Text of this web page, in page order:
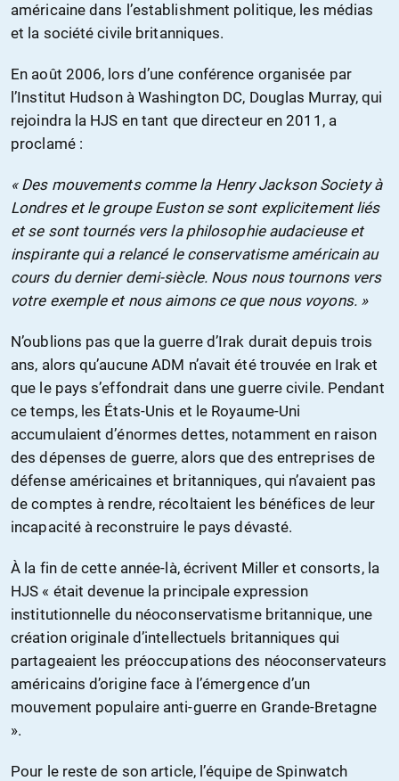
américaine dans l’establishment politique, les médias
et la société civile britanniques.
En août 2006, lors d’une conférence organisée par
l’Institut Hudson à Washington DC, Douglas Murray, qui
rejoindra la HJS en tant que directeur en 2011, a
proclamé :
« Des mouvements comme la Henry Jackson Society à
Londres et le groupe Euston se sont explicitement liés
et se sont tournés vers la philosophie audacieuse et
inspirante qui a relancé le conservatisme américain au
cours du dernier demi-siècle. Nous nous tournons vers
votre exemple et nous aimons ce que nous voyons. »
N’oublions pas que la guerre d’Irak durait depuis trois
ans, alors qu’aucune ADM n’avait été trouvée en Irak et
que le pays s’effondrait dans une guerre civile. Pendant
ce temps, les États-Unis et le Royaume-Uni
accumulaient d’énormes dettes, notamment en raison
des dépenses de guerre, alors que des entreprises de
défense américaines et britanniques, qui n’avaient pas
de comptes à rendre, récoltaient les bénéfices de leur
incapacité à reconstruire le pays dévasté.
À la fin de cette année-là, écrivent Miller et consorts, la
HJS « était devenue la principale expression
institutionnelle du néoconservatisme britannique, une
création originale d’intellectuels britanniques qui
partageaient les préoccupations des néoconservateurs
américains d’origine face à l’émergence d’un
mouvement populaire anti-guerre en Grande-Bretagne
».
Pour le reste de son article, l’équipe de Spinwatch